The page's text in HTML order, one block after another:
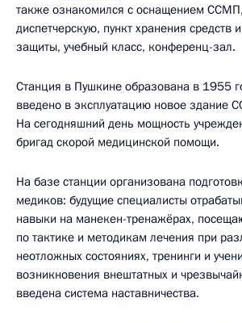
также ознакомился с оснащением
диспетчерскую, пункт хранения средств
защиты, учебный класс, конференц-зал.
Станция в Пушкине образована в 1955
введено в эксплуатацию новое здание
На сегодняшний день мощность
бригад скорой медицинской помощи.
На базе станции организована
медиков: будущие специалисты
навыки на манекен-тренажёрах,
по тактике и методикам лечения при
неотложных состояниях, тренинги и
возникновения внештатных и
введена система наставничества.